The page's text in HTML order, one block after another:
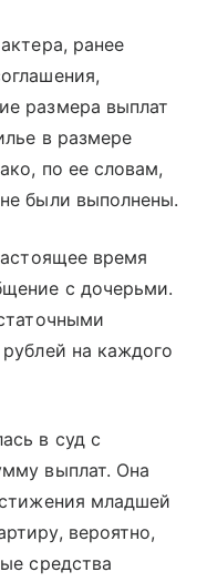
ранее
размера выплат
в размере
по ее словам,
были выполнены.
время
с дочерьми.
на каждого
в суд с
выплат. Она
младшей
вероятно,
средства